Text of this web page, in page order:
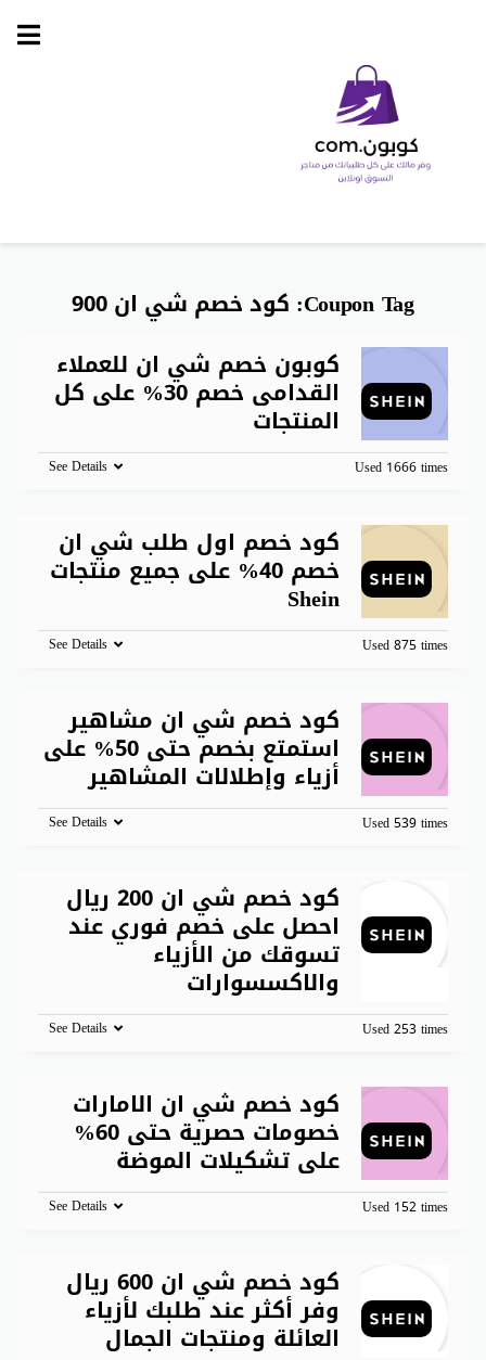
Skip
Coupon Tag: كود خصم شي ان 900
كوبون خصم شي ان للعملاء
القدامى خصم 30% على كل
المنتجات
Used 1666 times
See Details
كود خصم اول طلب شي ان
خصم 40% على جميع منتجات
Shein
Used 875 times
See Details
كود خصم شي ان مشاهير
استمتع بخصم حتى 50% على
أزياء وإطلالات المشاهير
Used 539 times
See Details
كود خصم شي ان 200 ريال
احصل على خصم فوري عند
تسوقك من الأزياء
والاكسسوارات
Used 253 times
See Details
كود خصم شي ان الامارات
خصومات حصرية حتى 60%
على تشكيلات الموضة
Used 152 times
See Details
كود خصم شي ان 600 ريال
وفر أكثر عند طلبك لأزياء
العائلة ومنتجات الجمال